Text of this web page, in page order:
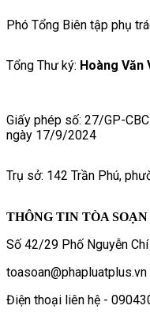
Phó Tổng Biên tập phụ
Tổng Thư ký: Hoàng Văn
Giấy phép số: 27/GP-
ngày 17/9/2024
Trụ sở: 142 Trần Phú,
THÔNG TIN TÒA SOẠN
Số 42/29 Phố Nguyễn Chí
toasoan@phapluatplus.vn
Điện thoại liên hệ -